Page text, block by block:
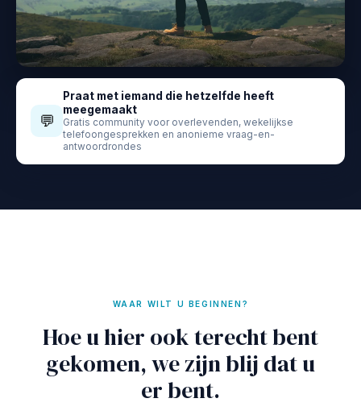
💬
Praat met iemand die hetzelfde heeft
meegemaakt
Gratis community voor overlevenden, wekelijkse
telefoongesprekken en anonieme vraag-en-
antwoordrondes
WAAR WILT U BEGINNEN?
Hoe u hier ook terecht bent
gekomen, we zijn blij dat u
er bent.